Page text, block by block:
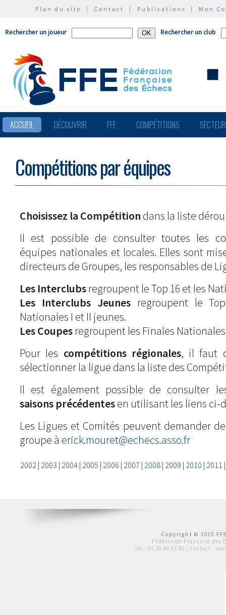
Plan du site | Contact | Publications | Mon
Rechercher un joueur Rechercher un club
ACCUEIL DÉCOUVRIR FFE COMPÉTITIONS
Compétitions par équipes
Choisissez la Compétition dans la liste
Il est possible de consulter toutes les
équipes nationales et locales. Elles sont
directeurs de Groupes, les responsables de
Les Interclubs regroupent le Top 16 et les
Les Interclubs Jeunesregroupent le
Nationales I et II jeunes.
Les Coupes regroupent les Finales
Pour les compétitions régionales, il faut
sélectionner la ligue dans la liste des
Il est également possible de consulter
saisons précédentesen utilisant les liens ci-
Les Ligues et Comités peuvent demander
groupe à erick.mouret@echecs.asso.fr
2002| 2003 | 2004| 2005 | 2006 | 2007 | 2008| 2009 | 2010 | 2011
Copyright © 2015
Fédération Française des
tél : 01 39 44 65 80 | contact :